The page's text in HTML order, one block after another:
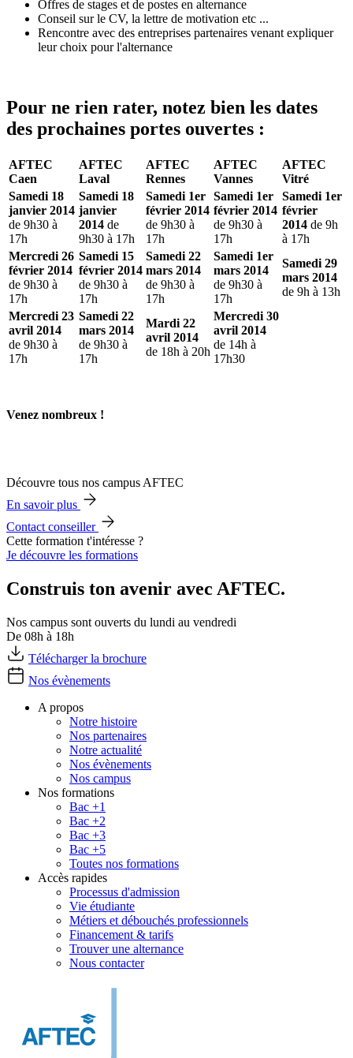
Offres de stages et de postes en alternance
Conseil sur le CV, la lettre de motivation etc ...
Rencontre avec des entreprises partenaires venant expliquer
leur choix pour l'alternance
Pour ne rien rater, notez bien les dates
des prochaines portes ouvertes :
AFTEC
Caen
AFTEC
Laval
AFTEC
Rennes
AFTEC
Vannes
AFTEC
Vitré
Samedi 18
janvier 2014
de 9h30 à
17h
Samedi 18
janvier
2014 de
9h30 à 17h
Samedi 1er
février 2014
de 9h30 à
17h
Samedi 1er
février 2014
de 9h30 à
17h
Samedi 1er
février
2014 de 9h
à 17h
Mercredi 26
février 2014
de 9h30 à
17h
Samedi 15
février 2014
de 9h30 à
17h
Samedi 22
mars 2014
de 9h30 à
17h
Samedi 1er
mars 2014
de 9h30 à
17h
Samedi 29
mars 2014
de 9h à 13h
Mercredi 23
avril 2014
de 9h30 à
17h
Samedi 22
mars 2014
de 9h30 à
17h
Mardi 22
avril 2014
de 18h à 20h
Mercredi 30
avril 2014
de 14h à
17h30
Venez nombreux !
Découvre tous nos campus AFTEC
En savoir plus
Contact conseiller
Cette formation t'intéresse ?
Je découvre les formations
Construis ton avenir avec AFTEC.
Nos campus sont ouverts du lundi au vendredi
De 08h à 18h
Télécharger la brochure
Nos évènements
A propos
Notre histoire
Nos partenaires
Notre actualité
Nos évènements
Nos campus
Nos formations
Bac +1
Bac +2
Bac +3
Bac +5
Toutes nos formations
Accès rapides
Processus d'admission
Vie étudiante
Métiers et débouchés professionnels
Financement & tarifs
Trouver une alternance
Nous contacter